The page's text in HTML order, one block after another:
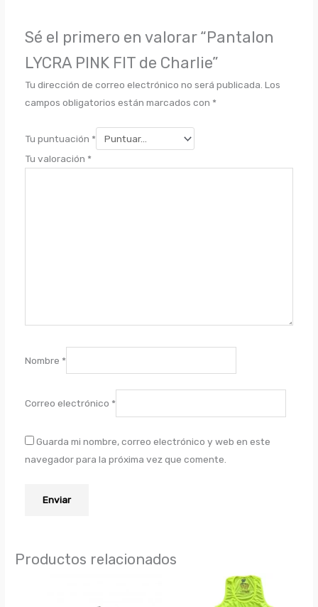
Sé el primero en valorar “Pantalon
LYCRA PINK FIT de Charlie”
Tu dirección de correo electrónico no será publicada. Los
campos obligatorios están marcados con *
Tu puntuación *
Tu valoración *
Nombre *
Correo electrónico *
Guarda mi nombre, correo electrónico y web en este
navegador para la próxima vez que comente.
Productos relacionados